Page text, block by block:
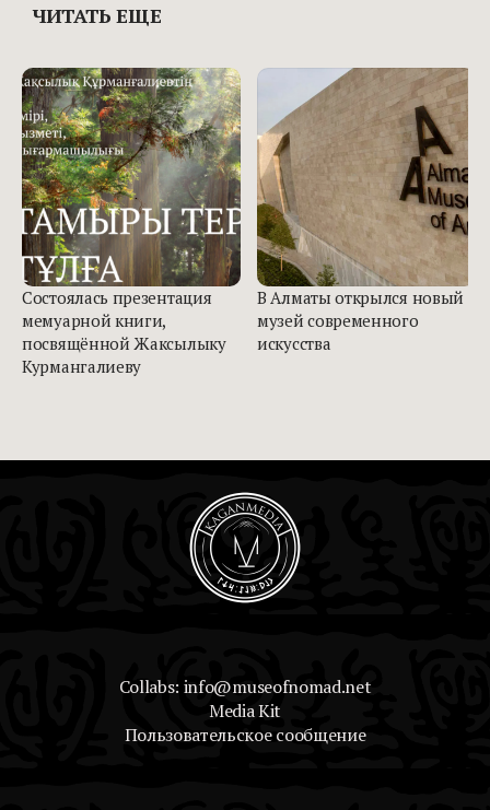
ЧИТАТЬ ЕЩЕ
Состоялась презентация
мемуарной книги,
посвящённой Жаксылыку
Курмангалиеву
В Алматы открылся новый
музей современного
искусства
Collabs: info@museofnomad.net
Media Kit
Пользовательское сообщение